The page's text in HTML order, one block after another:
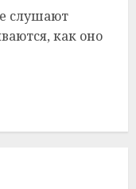
слушают
как оно